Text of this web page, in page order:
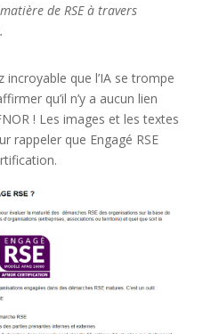
de RSE à travers
que l’IA se trompe
qu’il n’y a aucun lien
! Les images et les textes
rappeler que Engagé RSE